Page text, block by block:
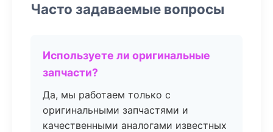
Часто задаваемые вопросы
Используете ли оригинальные
запчасти?
Да, мы работаем только с
оригинальными запчастями и
качественными аналогами известных